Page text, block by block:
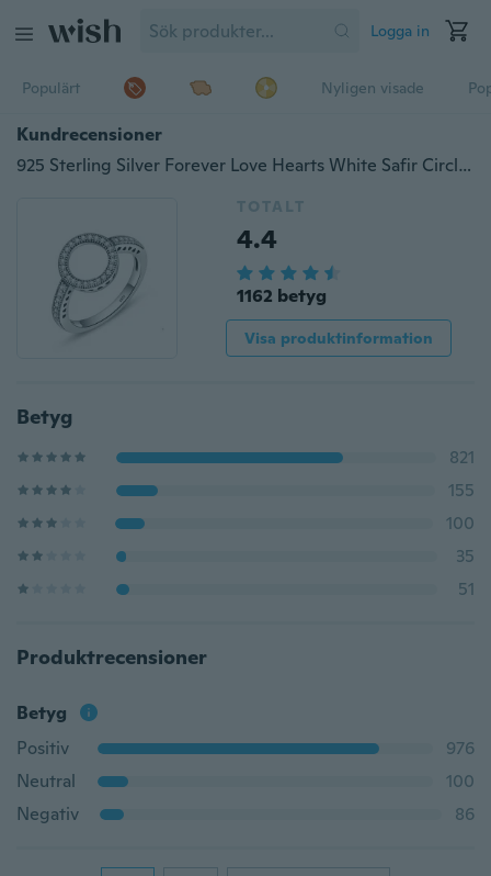
Logga in
Populärt Nyligen visade
Kundrecensioner
925 Sterling Silver Forever Love Hearts White Safir Circle Round Finger Rings for Women Wedding Engagement Smycken storlek 6-10
TOTALT
4.4
1162 betyg
Visa produktinformation
Betyg
821
155
100
35
51
Produktrecensioner
Betyg
Positiv
976
Neutral
100
Negativ
86